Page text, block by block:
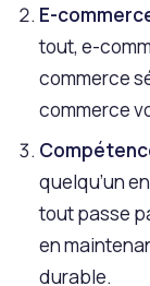
E-
tout, e-
commerce
commerce
quelqu’un
tout passe
en
durable.